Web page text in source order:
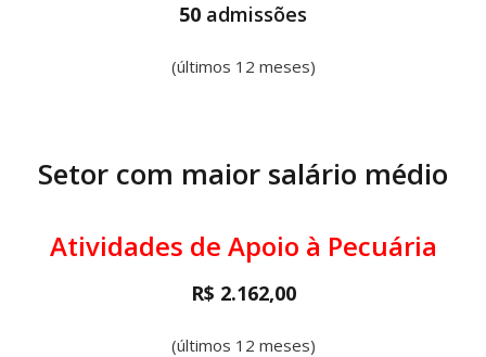
50 admissões
(últimos 12 meses)
Setor com maior salário médio
Atividades de Apoio à Pecuária
R$ 2.162,00
(últimos 12 meses)